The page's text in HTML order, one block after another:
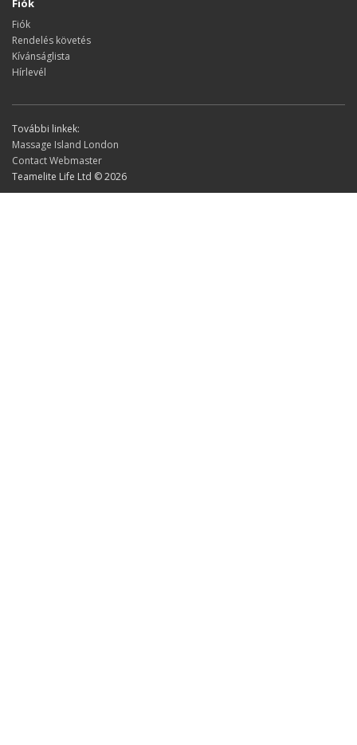
Fiók
Fiók
Rendelés követés
Kívánságlista
Hírlevél
További linkek:
Massage Island London
Contact Webmaster
Teamelite Life Ltd © 2026